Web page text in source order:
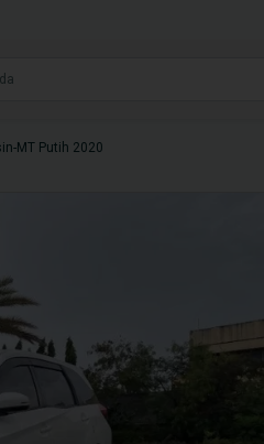
MT Putih 2020